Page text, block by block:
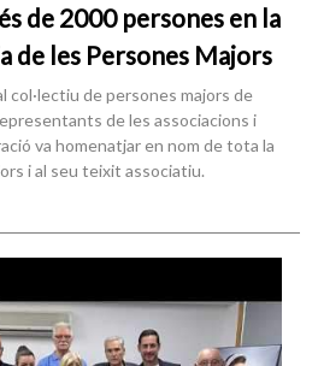
de 2000 persones en la
de les Persones Majors
col·lectiu de persones majors de
de les associacions i
va homenatjar en nom de tota la
i al seu teixit associatiu.